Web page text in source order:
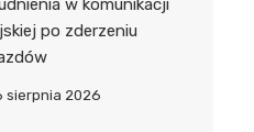
w komunikacji
po zderzeniu
sierpnia 2026